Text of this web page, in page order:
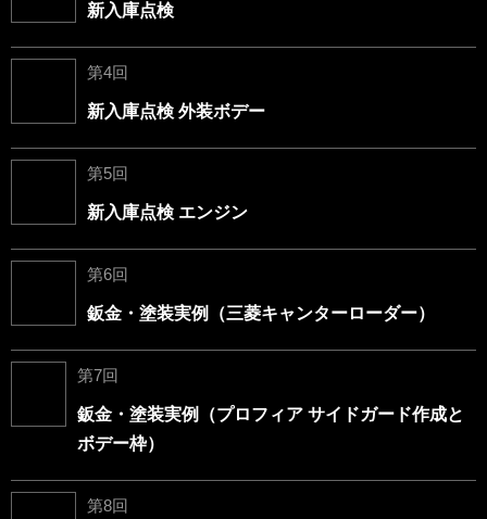
新入庫点検
第4回
新入庫点検 外装ボデー
第5回
新入庫点検 エンジン
第6回
鈑金・塗装実例（三菱キャンターローダー）
第7回
鈑金・塗装実例（プロフィア サイドガード作成と
ボデー枠）
第8回